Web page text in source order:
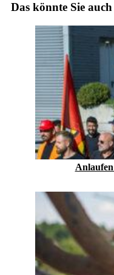
Das könnte Sie